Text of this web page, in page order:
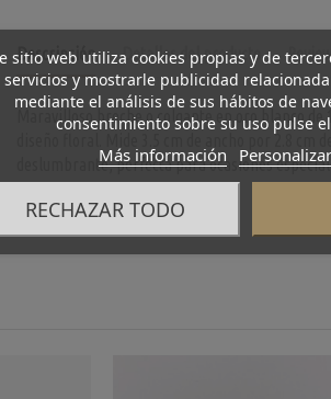
Descripción Detalles del producto
Maravilloso broche o colgante en oro blanco
diseño floral. Mide 3.5 cm de ancho por 2.8 cm
deslumbrante, perfecta para ocasiones
sitio web utiliza cookies propias y de
servicios y mostrarle publicidad
mediante el análisis de sus hábitos de
consentimiento sobre su uso pulse
Más información
RECHAZAR TODO